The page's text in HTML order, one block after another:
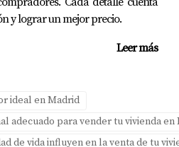
con Amparo Lillo, pudieron
a sus necesidades
acceso a servicios esenciales.
y lograr un mejor precio.
Leer más
ideal en Madrid
adecuado para vender tu vivienda en
de vida influyen en la venta de tu